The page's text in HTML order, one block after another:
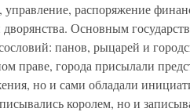
управление, распоряжение
Основным
панов, рыцарей и
праве, города присылали
но и сами обладали
королем, но и